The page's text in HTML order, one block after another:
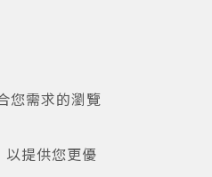
您需求的瀏覽
提供您更優